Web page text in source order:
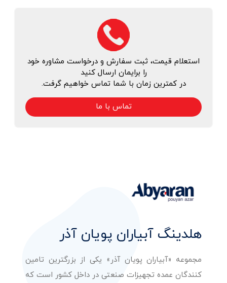
استعلام قیمت، ثبت سفارش و درخواست مشاوره خود
را برایمان ارسال کنید
در کمترین زمان با شما تماس خواهیم گرفت.
تماس با ما
هلدینگ آبیاران پویان آذر
مجموعه «آبیاران پویان آذر» یکی از بزرگترین تامین
کنندگان عمده تجهیزات صنعتی در داخل کشور است که